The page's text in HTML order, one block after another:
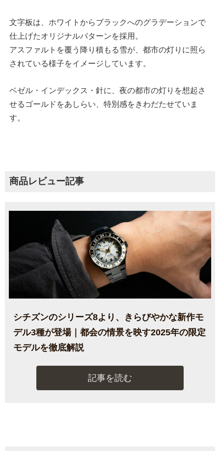
文字板は、ホワイトからブラックへのグラデーションで
仕上げたオリジナルパターンを採用。
アスファルトを覆う降り積もる雪が、都市の灯りに照ら
されている様子をイメージしています。
ベゼル・インデックス・針に、夜の都市の灯りを想起さ
せるゴールドをあしらい、特別感をきわだたせていま
す。
商品レビュー記事
シチズンのシリーズ8より、きらびやかな新作モ
デル3種が登場｜都会の情景を映す2025年の限定
モデルを徹底解説
記事を読む